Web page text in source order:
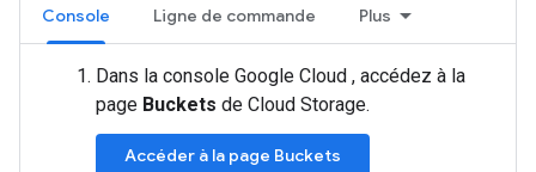
Console Ligne de commande Plus
Dans la console Google Cloud , accédez à la
page Buckets de Cloud Storage.
Accéder à la page Buckets